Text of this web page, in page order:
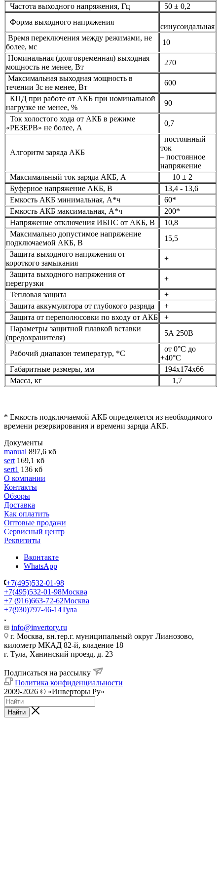
Частота выходного напряжения, Гц
50 ± 0,2
Форма выходного напряжения
синусоидальная
Время переключения между режимами, не
более, мс
10
Номинальная (долговременная) выходная
мощность не менее, Вт
270
Максимальная выходная мощность в
течении 3с не менее, Вт
600
КПД при работе от АКБ при номинальной
нагрузке не менее, %
90
Ток холостого хода от АКБ в режиме
«РЕЗЕРВ» не более, А
0,7
Алгоритм заряда АКБ
постоянный
ток
– постоянное
напряжение
Максимальный ток заряда АКБ, А
10 ± 2
Буферное напряжение АКБ, В
13,4 - 13,6
Емкость АКБ минимальная, А*ч
60*
Емкость АКБ максимальная, А*ч
200*
Напряжение отключения ИБПС от АКБ, В
10,8
Максимально допустимое напряжение
подключаемой АКБ, В
15,5
Защита выходного напряжения от
короткого замыкания
+
Защита выходного напряжения от
перегрузки
+
Тепловая защита
+
Защита аккумулятора от глубокого разряда
+
Защита от переполюсовки по входу от АКБ
+
Параметры защитной плавкой вставки
(предохранителя)
5А 250В
Рабочий диапазон температур, *С
от 0°С до
+40°С
Габаритные размеры, мм
194x174x66
Масса, кг
1,7
* Емкость подключаемой АКБ определяется из необходимого
времени резервирования и времени заряда АКБ.
Документы
manual 897,6 кб
sert 169,1 кб
sert1 136 кб
О компании
Контакты
Обзоры
Доставка
Как оплатить
Оптовые продажи
Сервисный центр
Реквизиты
Вконтакте
WhatsApp
+7(495)532-01-98
+7(495)532-01-98Москва
+7 (916)663-72-62Москва
+7(930)797-46-14Тула
info@invertory.ru
г. Москва, вн.тер.г. муниципальный округ Лианозово,
километр МКАД 82-й, владение 18
г. Тула, Ханинский проезд, д. 23
Подписаться на рассылку
Политика конфиденциальности
2009-2026 © «Инверторы Ру»
Найти